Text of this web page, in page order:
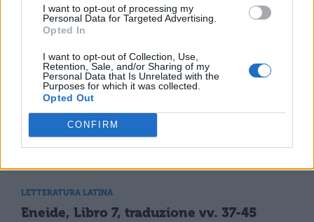
I want to opt-out of processing my
Personal Data for Targeted Advertising.
Opted In
I want to opt-out of Collection, Use,
Retention, Sale, and/or Sharing of my
Personal Data that Is Unrelated with the
Purposes for which it was collected.
Opted Out
CONFIRM
Eneide, Libro 7, traduzione vv. 25-36
LETTERATURA LATINA
Libro 7, vv. 641-802
LETTERATURA LATINA
Eneide, Libro 7, traduzione vv. 37-45